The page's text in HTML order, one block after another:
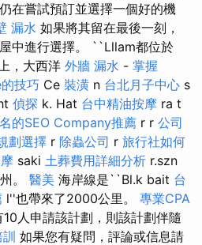
在嘗試預訂並選擇一個好的機
漏水 如果將其留在最後一刻，
中進行選擇。 ``Lllam都位於
，大西洋 外牆 漏水 - 掌握
技巧 Ce 裝潢 n 台北月子中心 s
偵探 k. Hat 台中精油按摩 ra t
的SEO Company推薦 r r 公司
劃選擇 r 除蟲公司 r 旅行社如何
saki 土葬費用詳細分析 r.szn
。 醫美 海岸線是``Bl.k bait 台
l''也帶來了2000公里。 專業CPA
人申請該計劃，則該計劃伴隨
如果您有疑問，評論或信息請